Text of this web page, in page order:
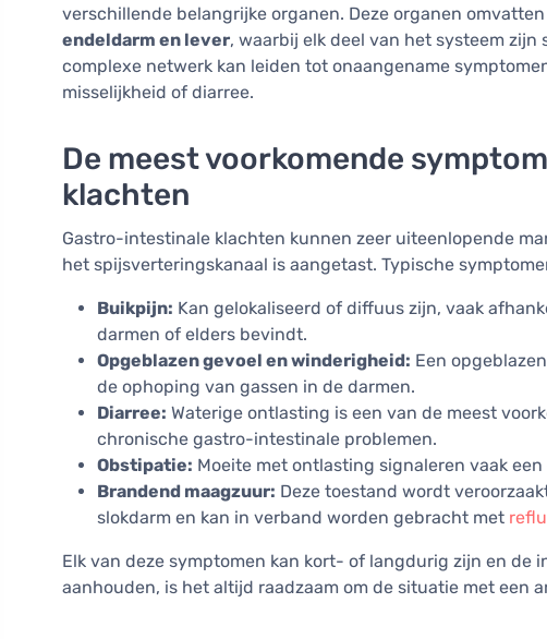
verschillende belangrijke organen. Deze organen
endeldarm en lever, waarbij elk deel van het systeem
complexe netwerk kan leiden tot onaangename
misselijkheid of diarree.
De meest voorkomende
klachten
Gastro-intestinale klachten kunnen zeer uiteenlopende
het spijsverteringskanaal is aangetast. Typische
Buikpijn: Kan gelokaliseerd of diffuus zijn, vaak
darmen of elders bevindt.
Opgeblazen gevoel en winderigheid: Een
de ophoping van gassen in de darmen.
Diarree: Waterige ontlasting is een van de meest
chronische gastro-intestinale problemen.
Obstipatie: Moeite met ontlasting signaleren vaak een
Brandend maagzuur: Deze toestand wordt
slokdarm en kan in verband worden gebracht met
Elk van deze symptomen kan kort- of langdurig zijn en de
aanhouden, is het altijd raadzaam om de situatie met een